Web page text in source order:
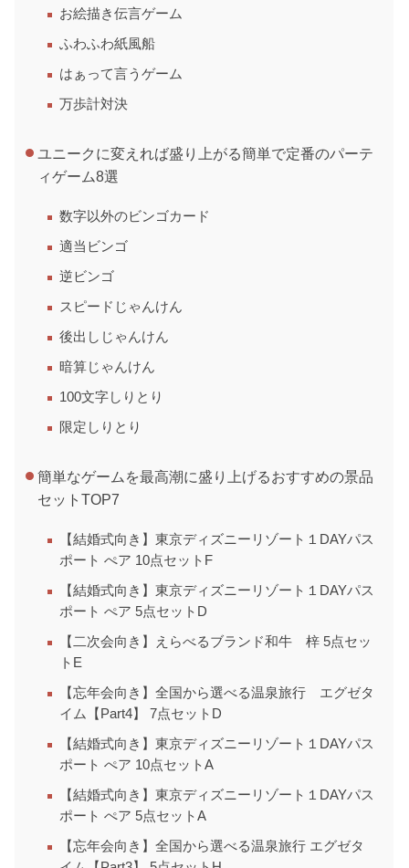
お絵描き伝言ゲーム
ふわふわ紙風船
はぁって言うゲーム
万歩計対決
ユニークに変えれば盛り上がる簡単で定番のパーテ
ィゲーム8選
数字以外のビンゴカード
適当ビンゴ
逆ビンゴ
スピードじゃんけん
後出しじゃんけん
暗算じゃんけん
100文字しりとり
限定しりとり
簡単なゲームを最高潮に盛り上げるおすすめの景品
セットTOP7
【結婚式向き】東京ディズニーリゾート１DAYパス
ポート ぺア 10点セットF
【結婚式向き】東京ディズニーリゾート１DAYパス
ポート ぺア 5点セットD
【二次会向き】えらべるブランド和牛 梓 5点セッ
トE
【忘年会向き】全国から選べる温泉旅行 エグゼタ
イム【Part4】 7点セットD
【結婚式向き】東京ディズニーリゾート１DAYパス
ポート ぺア 10点セットA
【結婚式向き】東京ディズニーリゾート１DAYパス
ポート ぺア 5点セットA
【忘年会向き】全国から選べる温泉旅行 エグゼタ